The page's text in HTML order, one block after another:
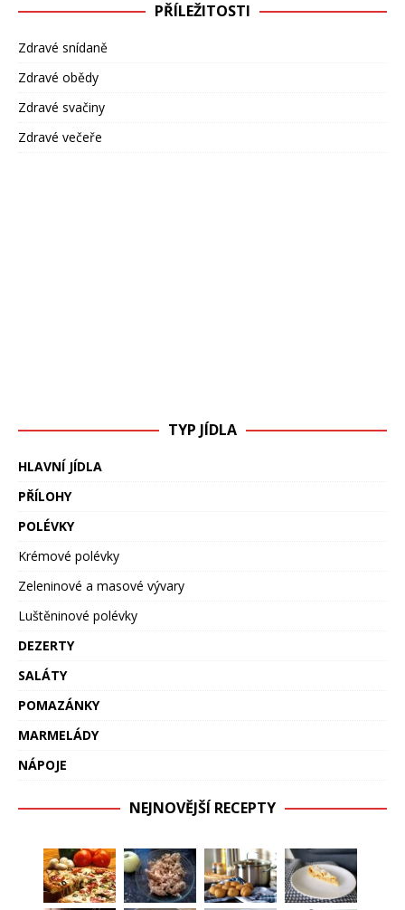
PŘÍLEŽITOSTI
Zdravé snídaně
Zdravé obědy
Zdravé svačiny
Zdravé večeře
TYP JÍDLA
HLAVNÍ JÍDLA
PŘÍLOHY
POLÉVKY
Krémové polévky
Zeleninové a masové vývary
Luštěninové polévky
DEZERTY
SALÁTY
POMAZÁNKY
MARMELÁDY
NÁPOJE
NEJNOVĚJŠÍ RECEPTY